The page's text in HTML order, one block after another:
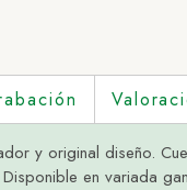
y original diseño.
en variada